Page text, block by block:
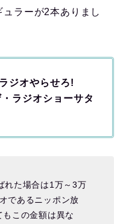
ラーが2本ありまし
ジオやらせろ!
ラジオショーサタ
れた場合は1万～3万
であるニッポン放
この金額は異な